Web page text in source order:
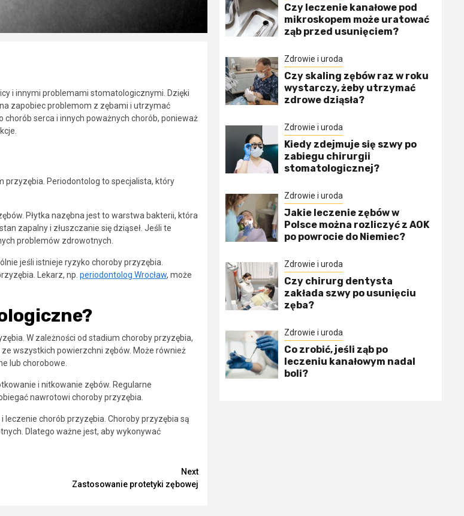
i innymi problemami stomatologicznymi. Dzięki
zapobiec problemom z zębami i utrzymać
serca i innych poważnych chorób, ponieważ
Periodontolog to specjalista, który
Płytka nazębna jest to warstwa bakterii, która
zapalny i złuszczanie się dziąseł. Jeśli te
problemów zdrowotnych.
jeśli istnieje ryzyko choroby przyzębia.
Lekarz, np. periodontolog Wrocław, może
W zależności od stadium choroby przyzębia,
wszystkich powierzchni zębów. Może również
lub chorobowe.
i nitkowanie zębów. Regularne
nawrotowi choroby przyzębia.
chorób przyzębia. Choroby przyzębia są
Dlatego ważne jest, aby wykonywać
Next
Zastosowanie protetyki zębowej
Czy leczenie kanałowe pod
mikroskopem może uratować
ząb przed usunięciem?
Zdrowie i uroda
Czy skaling zębów raz w roku
wystarczy, żeby utrzymać
zdrowe dziąsła?
Zdrowie i uroda
Kiedy zdejmuje się szwy po
zabiegu chirurgii
stomatologicznej?
Zdrowie i uroda
Jakie leczenie zębów w
Polsce można rozliczyć z AOK
po powrocie do Niemiec?
Zdrowie i uroda
Czy chirurg dentysta
zakłada szwy po usunięciu
zęba?
Zdrowie i uroda
Co zrobić, jeśli ząb po
leczeniu kanałowym nadal
boli?